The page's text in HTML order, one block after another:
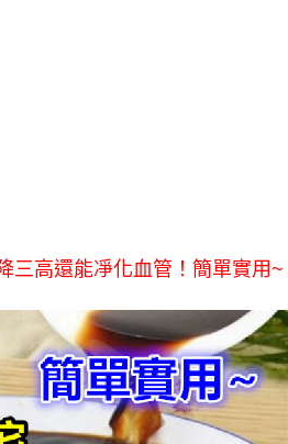
三高還能凈化血管！簡單實用~